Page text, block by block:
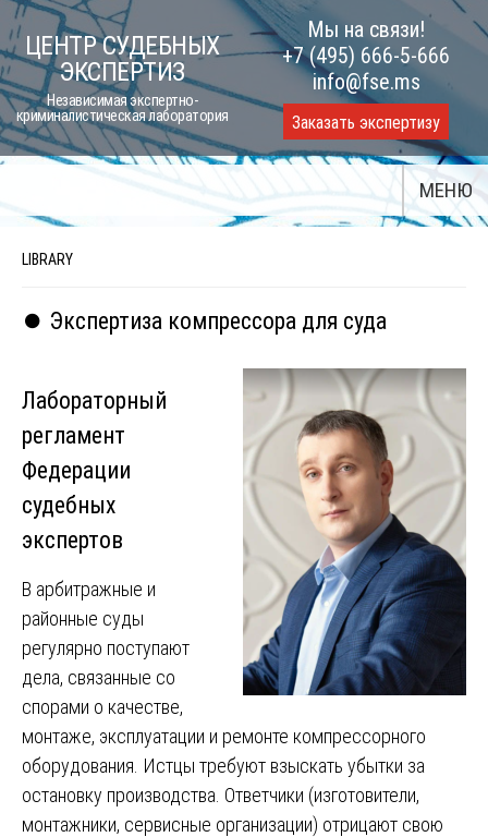
Skip
to
content
ЦЕНТР СУДЕБНЫХ
ЭКСПЕРТИЗ
Независимая экспертно-
криминалистическая лаборатория
Мы на связи!
+7 (495) 666-5-666
info@fse.ms
Заказать экспертизу
МЕНЮ
LIBRARY
⏺️ Экспертиза компрессора для суда
Лабораторный
регламент
Федерации
судебных
экспертов
В арбитражные и
районные суды
регулярно поступают
дела, связанные со
спорами о качестве,
монтаже, эксплуатации и ремонте компрессорного
оборудования. Истцы требуют взыскать убытки за
остановку производства. Ответчики (изготовители,
монтажники, сервисные организации) отрицают свою